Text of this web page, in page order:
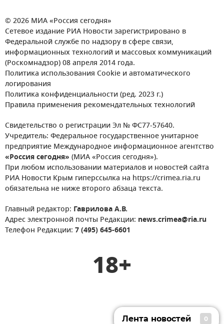
© 2026 МИА «Россия сегодня»
Сетевое издание РИА Новости зарегистрировано в
Федеральной службе по надзору в сфере связи,
информационных технологий и массовых коммуникаций
(Роскомнадзор) 08 апреля 2014 года.
Политика использования Cookie и автоматического
логирования
Политика конфиденциальности (ред. 2023 г.)
Правила применения рекомендательных технологий
Свидетельство о регистрации Эл № ФС77-57640.
Учредитель: Федеральное государственное унитарное
предприятие Международное информационное агентство
«Россия сегодня» (МИА «Россия сегодня»).
При любом использовании материалов и новостей сайта
РИА Новости Крым гиперссылка на https://crimea.ria.ru
обязательна не ниже второго абзаца текста.
Главный редактор: Гаврилова А.В.
Адрес электронной почты Редакции: news.crimea@ria.ru
Телефон Редакции: 7 (495) 645-6601
18+
Лента новостей 0